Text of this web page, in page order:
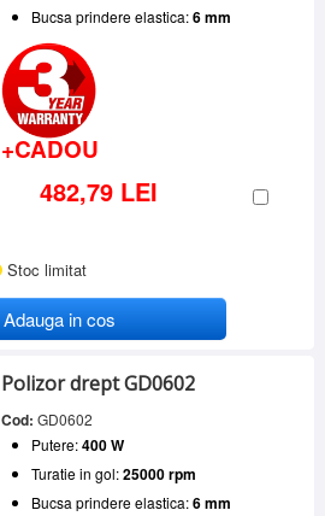
Bucsa prindere elastica:6 mm
+CADOU
482,79 LEI
Stoc limitat
Adauga in cos
Polizor drept GD0602
Cod: GD0602
Putere:400 W
Turatie in gol:25000 rpm
Bucsa prindere elastica:6 mm